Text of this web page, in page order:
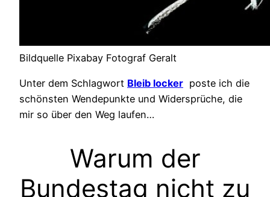
Bildquelle Pixabay Fotograf Geralt
Unter dem Schlagwort Bleib locker poste ich die
schönsten Wendepunkte und Widersprüche, die
mir so über den Weg laufen…
Warum der
Bundestag nicht zu